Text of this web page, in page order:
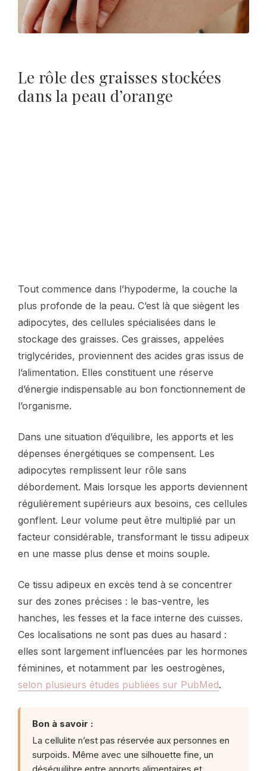
Le rôle des graisses stockées
dans la peau d’orange
Tout commence dans l’hypoderme, la couche la
plus profonde de la peau. C’est là que siègent les
adipocytes, des cellules spécialisées dans le
stockage des graisses. Ces graisses, appelées
triglycérides, proviennent des acides gras issus de
l’alimentation. Elles constituent une réserve
d’énergie indispensable au bon fonctionnement de
l’organisme.
Dans une situation d’équilibre, les apports et les
dépenses énergétiques se compensent. Les
adipocytes remplissent leur rôle sans
débordement. Mais lorsque les apports deviennent
régulièrement supérieurs aux besoins, ces cellules
gonflent. Leur volume peut être multiplié par un
facteur considérable, transformant le tissu adipeux
en une masse plus dense et moins souple.
Ce tissu adipeux en excès tend à se concentrer
sur des zones précises : le bas-ventre, les
hanches, les fesses et la face interne des cuisses.
Ces localisations ne sont pas dues au hasard :
elles sont largement influencées par les hormones
féminines, et notamment par les oestrogènes,
selon plusieurs études publiées sur PubMed.
Bon à savoir :
La cellulite n’est pas réservée aux personnes en
surpoids. Même avec une silhouette fine, un